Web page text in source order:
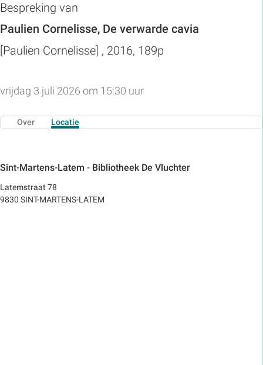
Bespreking van
Paulien Cornelisse, De verwarde cavia
[Paulien Cornelisse] , 2016, 189p
vrijdag 3 juli 2026 om 15:30 uur
Over Locatie
Sint-Martens-Latem - Bibliotheek De Vluchter
Latemstraat 78
9830 SINT-MARTENS-LATEM